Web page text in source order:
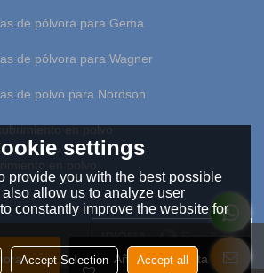
Añadir A La Lista De
de pólvora para Gema
de pólvora para Wagner
de polvo para Nordson
en polvo
Español
settings
provide you with the best possible
allow us to analyze user
constantly improve the website for
Accept Selection Accept all